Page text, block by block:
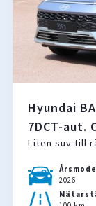
Hyundai
7DCT-aut.
Liten suv till
2026